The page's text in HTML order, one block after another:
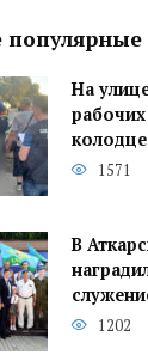
На
рабочих
колодце
1571
В
1202